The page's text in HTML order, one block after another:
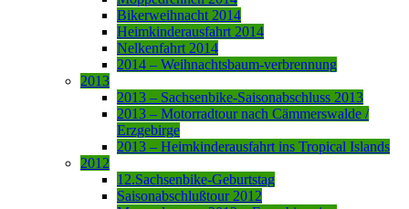
Bikerweihnacht 2014
Heimkinderausfahrt 2014
Nelkenfahrt 2014
2014 – Weihnachtsbaum-verbrennung
2013
2013 – Sachsenbike-Saisonabschluss 2013
2013 – Motorradtour nach Cämmerswalde /
Erzgebirge
2013 – Heimkinderausfahrt ins Tropical Islands
2012
12.Sachsenbike-Geburtstag
Saisonabschlußtour 2012